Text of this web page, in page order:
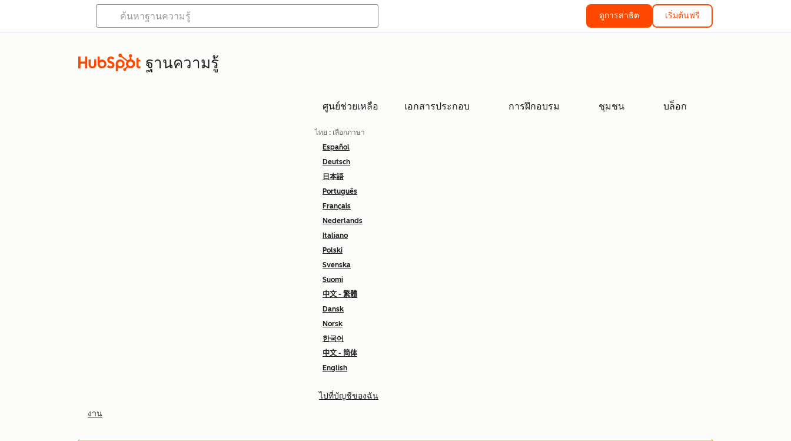
ดูการสาธิต เริ่มต้นฟรี
ฐานความรู้
ศูนย์ช่วยเหลือ เอกสารประกอบ การฝึกอบรม ชุมชน บล็อก
ไทย : เลือกภาษา
Español
Deutsch
日本語
Português
Français
Nederlands
Italiano
Polski
Svenska
Suomi
中文 - 繁體
Dansk
Norsk
한국어
中文 - 简体
English
ไปที่บัญชีของฉัน
งาน